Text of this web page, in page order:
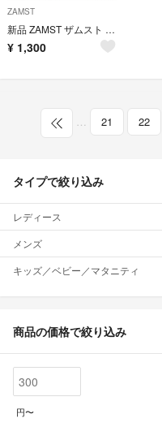
ZAMST
新品 ZAMST ザムスト EK-5 Lサイズ ヒザサポーター
¥ 1,300
… 21 22
タイプで絞り込み
レディース
メンズ
キッズ／ベビー／マタニティ
商品の価格で絞り込み
円〜